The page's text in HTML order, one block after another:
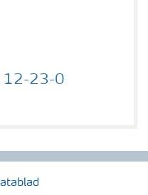
12-23-0